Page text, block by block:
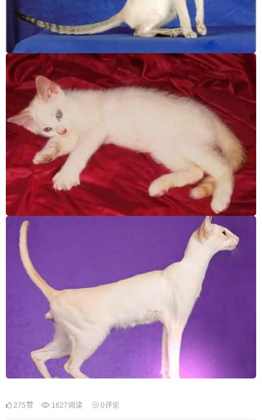
275 赞 1627 阅读 0评论